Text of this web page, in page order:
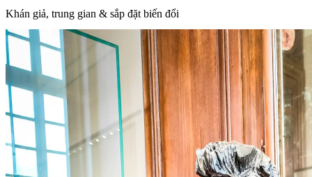
Khán giả, trung gian & sắp đặt biến đổi